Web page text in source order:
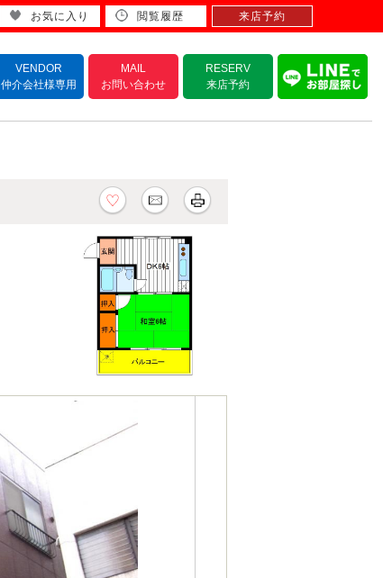
VENDOR
仲介会社様専用
MAIL
お問い合わせ
RESERV
来店予約
お気に入り 閲覧履歴 来店予約